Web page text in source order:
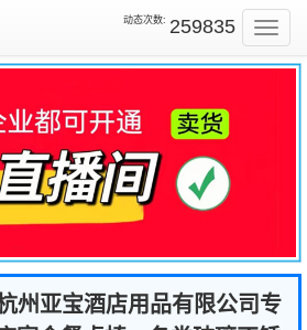
动态次数: 259835
州亚宝酒店用品有限公司专